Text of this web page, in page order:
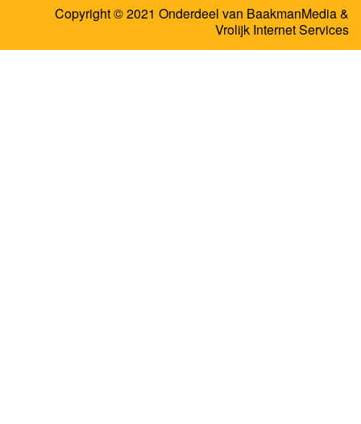
Copyright © 2021 Onderdeel van BaakmanMedia&
Vrolijk Internet Services